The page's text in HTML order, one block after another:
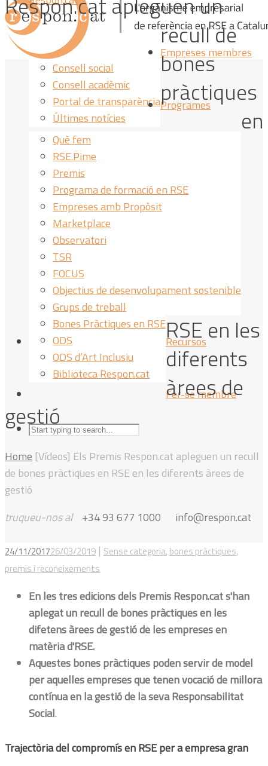
Qui som
Òrgan de govern
Consell social
Consell acadèmic
Portal de transparència
Últimes notícies
Empreses membres
Programes
Què fem
RSE.Pime
Premis
Programa de formació en RSE
Empreses amb Propòsit
Marketplace
Observatori
TSR
FOCUS
Objectius de desenvolupament sostenible
Grups de treball
Recursos
Bones Pràctiques en RSE
ODS
ODS d’Art Inclusiu
Biblioteca Respon.cat
Fer-se membre
recull de
bones
pràctiques
en
RSE en les
diferents
àrees de
gestió
Home [Vídeos] Els Premis Respon.cat apleguen un recull
de bones pràctiques en RSE en les diferents àrees de
gestió
truqueu-nos al
+34 93 677 1000 info@respon.cat
24/11/201726/03/2019 | Sense categoria, bones pràctiques,
premis i reconeixements
En les tres edicions dels Premis Respon.cat s'han
aplegat un recull de bones pràctiques en les
difetens àrees de gestió de les empreses en
matèria d'RSE.
Aquestes bones pràctiques poden servir de model
per aquelles empreses que tenen vocació de millora
contínua en la gestió de la seva Responsabilitat
Social.
Trajectòria del compromís en RSE per a empresa gran